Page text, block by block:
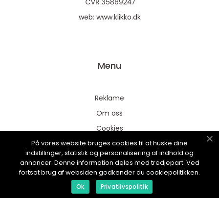
web: www.klikko.dk
Menu
Reklame
Om oss
Cookies
Kontakt Oss
Sitemap
På vores website bruges cookies til at huske dine
indstillinger, statistik og personalisering af indhold og
annoncer. Denne information deles med tredjepart. Ved
fortsat brug af websiden godkender du cookiepolitikken.
Ok Privatlivspolitik